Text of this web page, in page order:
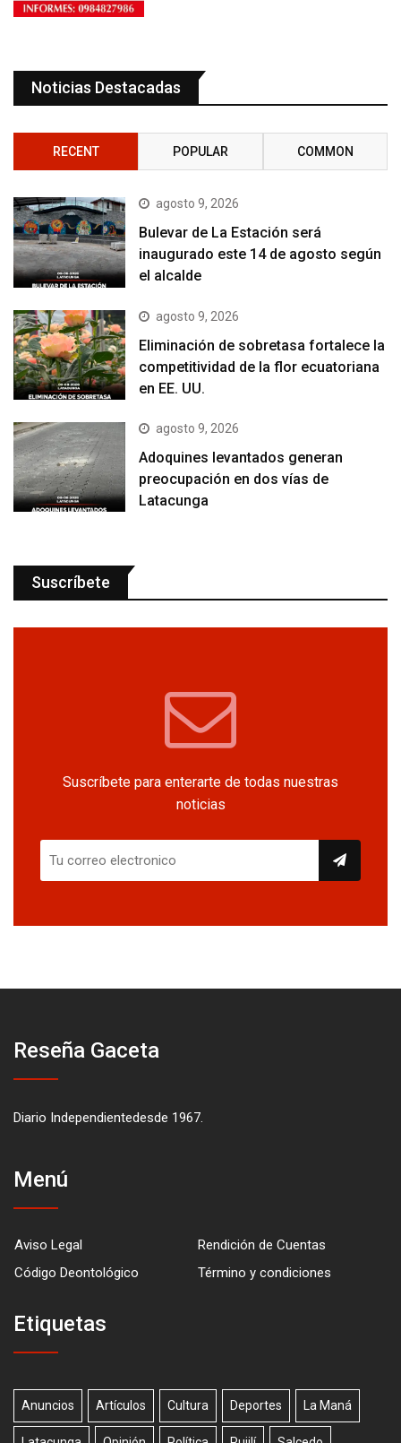
Noticias Destacadas
RECENT POPULAR COMMON
agosto 9, 2026
Bulevar de La Estación será
inaugurado este 14 de agosto según
el alcalde
agosto 9, 2026
Eliminación de sobretasa fortalece la
competitividad de la flor ecuatoriana
en EE. UU.
agosto 9, 2026
Adoquines levantados generan
preocupación en dos vías de
Latacunga
Suscríbete
Suscríbete para enterarte de todas nuestras
noticias
Reseña Gaceta
Diario Independientedesde 1967.
Menú
Aviso Legal
Rendición de Cuentas
Código Deontológico
Término y condiciones
Etiquetas
Anuncios Artículos Cultura Deportes La Maná